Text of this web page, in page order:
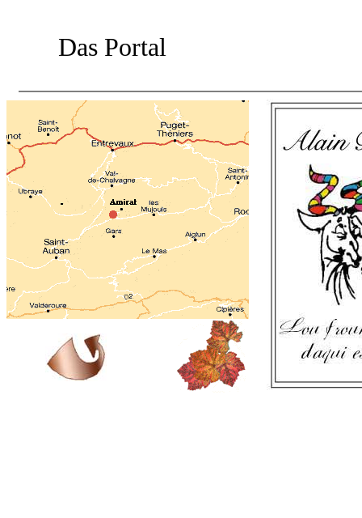
Das Portal